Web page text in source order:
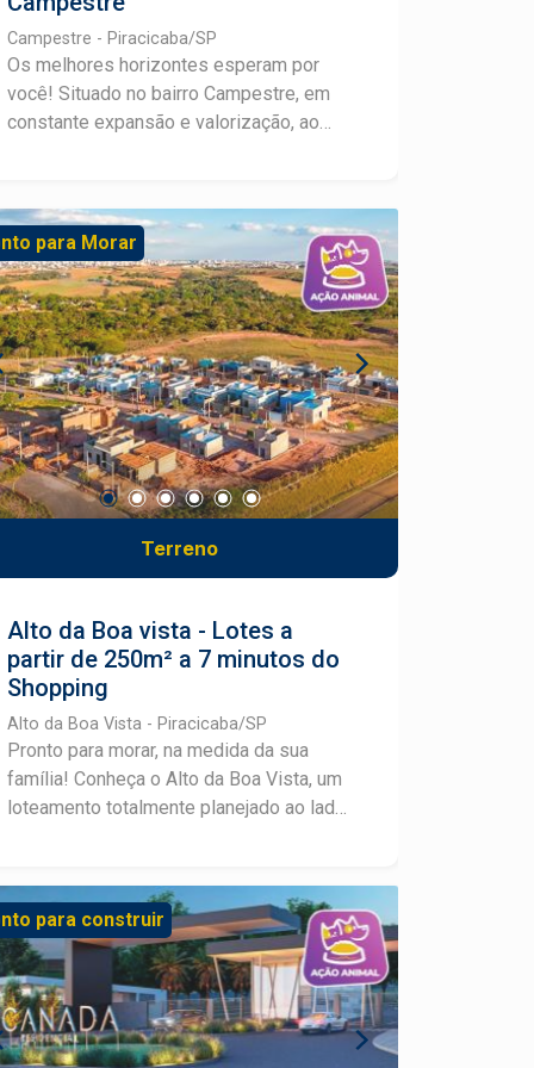
Campestre - Piracicaba/SP
Os melhores horizontes esperam por
você! Situado no bairro Campestre, em
constante expansão e valorização, ao
partir de 250m², ideais para construir
imóveis com amplitude, uma vista
deslumbrante da cidade e fácil acesso a
comércios e serviços através da Avenida
Laranjal Paulista. Com infraestrutura
completa: pavimentação asfáltica, água,
esgoto, drenagem, ruas 9m de largura e
guias americanas. Além de mais de
11.000m² de área verde que valorizam a
qualidade de vida.
para Morar
Terreno
Alto da Boa vista - Lotes a
partir de 250m² a 7 minutos do
Shopping
Alto da Boa Vista - Piracicaba/SP
Pronto para morar, na medida da sua
família! Conheça o Alto da Boa Vista, um
loteamento totalmente planejado ao lado
projeto de viver com muito conforto e
segurança. A 7 minutos do Shopping
Piracicaba, com fácil acesso pela
Rodovia SP-304 (Piracicaba - Águas de
São Pedro), o Residencial Alto da Boa
Vista situa-se em uma área com cerca de
para construir